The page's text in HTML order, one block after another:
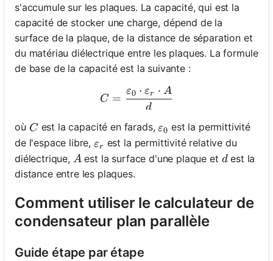
s'accumule sur les plaques. La capacité, qui est la
capacité de stocker une charge, dépend de la
surface de la plaque, de la distance de séparation et
du matériau diélectrique entre les plaques. La formule
de base de la capacité est la suivante :
C = \frac{\varepsilon_0
C =
d
ε0 ⋅ εr ⋅ A
où C
Cest la capacité en farads,\varepsilon_0
ε0 est la permittivité
de l'espace libre, \varepsilon_r
εr est la permittivité relative du
diélectrique, A
A est la surface d'une plaque et d
dest la
distance entre les plaques.
Comment utiliser le calculateur de
condensateur plan parallèle
Guide étape par étape